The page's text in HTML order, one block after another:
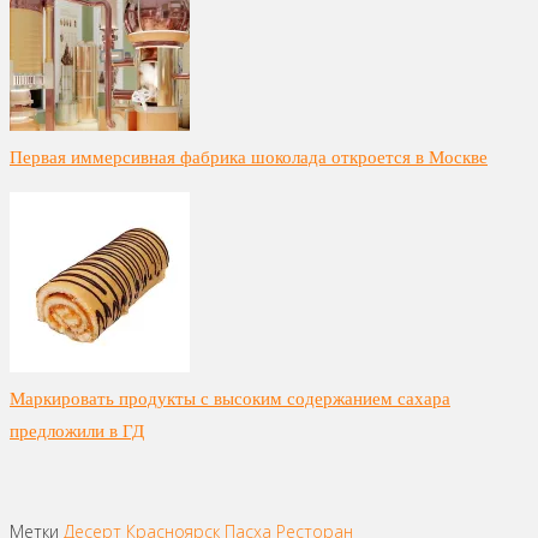
Первая иммерсивная фабрика шоколада откроется в Москве
Маркировать продукты с высоким содержанием сахара
предложили в ГД
Метки Десерт Красноярск Пасха Ресторан